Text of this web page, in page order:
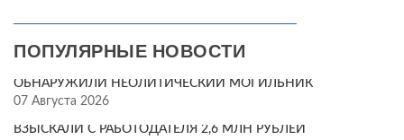
ПОПУЛЯРНЫЕ НОВОСТИ
ОБНАРУЖИЛИ НЕОЛИТИЧЕСКИЙ МОГИЛЬНИК
07 Августа 2026
ВЗЫСКАЛИ С РАБОТОДАТЕЛЯ 2,6 МЛН РУБЛЕЙ